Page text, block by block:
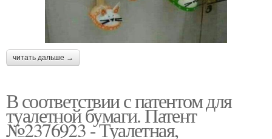
читать дальше →
В соответствии с патентом для
туалетной бумаги. Патент
№2376923 - Туалетная,